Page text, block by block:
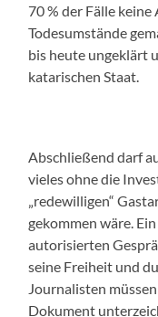
70 % der Fälle keine
Todesumstände
bis heute ungeklärt
katarischen Staat.
Abschließend darf
vieles ohne die
„redewilligen“
gekommen wäre.
autorisierten
seine Freiheit und
Journalisten
Dokument